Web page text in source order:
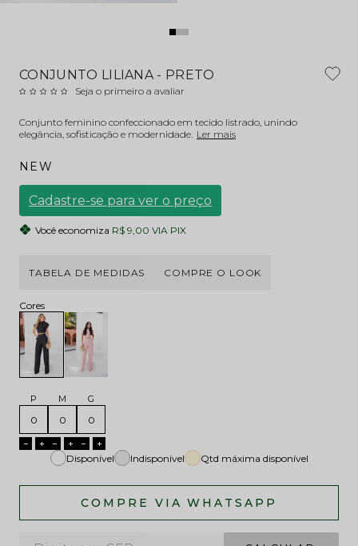
CONJUNTO LILIANA - PRETO
Seja o primeiro a avaliar
Conjunto feminino confeccionado em tecido listrado, unindo
elegância, sofisticação e modernidade. Ler mais
NEW
Cadastre-se para ver o preço
Você economiza R$ 9,00 VIA PIX
TABELA DE MEDIDAS COMPRE O LOOK
P M G
Disponível Indisponível Qtd máxima disponível